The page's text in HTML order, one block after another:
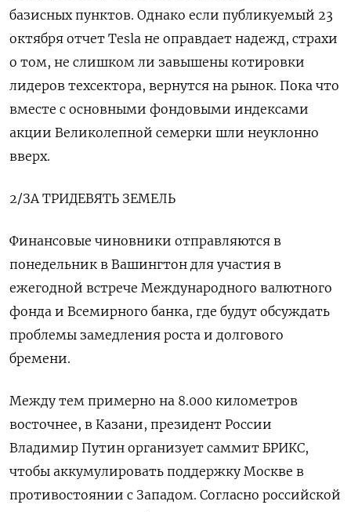
базисных пунктов. Однако если публикуемый 23
октября отчет Tesla не оправдает надежд, страхи
о том, не слишком ли завышены котировки
лидеров техсектора, вернутся на рынок. Пока что
вместе с основными фондовыми индексами
акции Великолепной семерки шли неуклонно
вверх.
2/ЗА ТРИДЕВЯТЬ ЗЕМЕЛЬ
Финансовые чиновники отправляются в
понедельник в Вашингтон для участия в
ежегодной встрече Международного валютного
фонда и Всемирного банка, где будут обсуждать
проблемы замедления роста и долгового
бремени.
Между тем примерно на 8.000 километров
восточнее, в Казани, президент России
Владимир Путин организует саммит БРИКС,
чтобы аккумулировать поддержку Москве в
противостоянии с Западом. Согласно российской